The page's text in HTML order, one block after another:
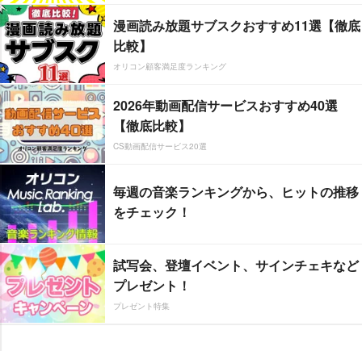
漫画読み放題サブスクおすすめ11選【徹底
比較】
オリコン顧客満足度ランキング
2026年動画配信サービスおすすめ40選
【徹底比較】
CS動画配信サービス20選
毎週の音楽ランキングから、ヒットの推移
をチェック！
試写会、登壇イベント、サインチェキなど
プレゼント！
プレゼント特集